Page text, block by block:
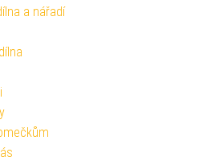
a nářadí